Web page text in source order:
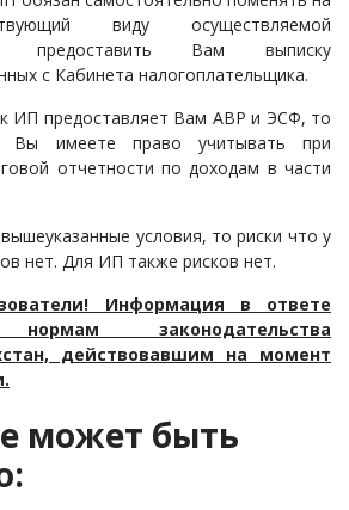
виду осуществляемой
предоставить Вам выписку
с Кабинета налогоплательщика.
ИП предоставляет Вам АВР и ЭСФ, то
Вы имеете право учитывать при
отчетности по доходам в части
условия, то риски что у
нет. Для ИП также рисков нет.
Информация в ответе
нормам законодательства
действовавшим на момент
может быть